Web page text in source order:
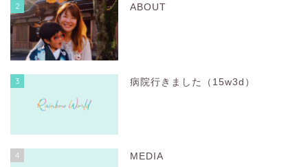
2 ABOUT
3 病院行きました（15w3d）
4 MEDIA